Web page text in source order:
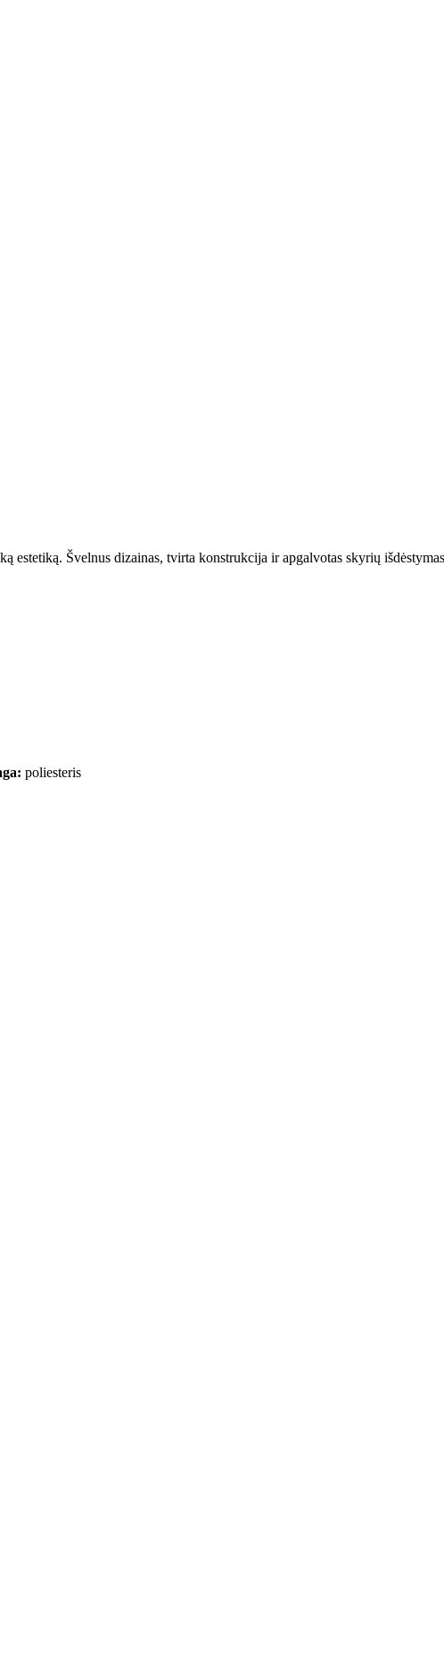
estetiką. Švelnus dizainas, tvirta konstrukcija ir apgalvotas skyrių išdėstymas
poliesteris